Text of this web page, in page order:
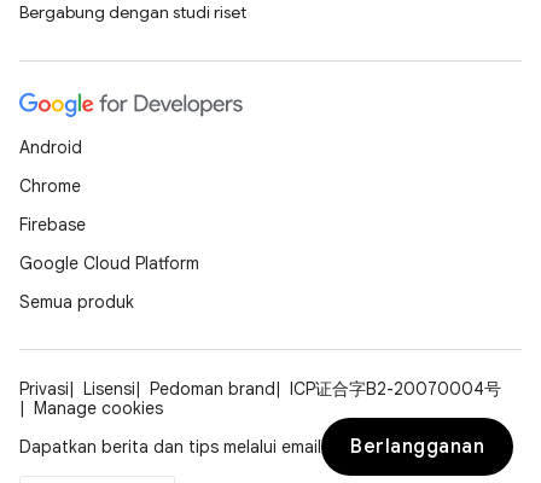
Bergabung dengan studi riset
Android
Chrome
Firebase
Google Cloud Platform
Semua produk
Privasi Lisensi Pedoman brand
ICP证合字B2-20070004号
Manage cookies
Dapatkan berita dan tips melalui email
Berlangganan